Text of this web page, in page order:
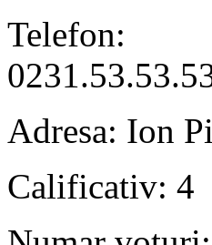
Telefon:
Adresa: Ion
Calificativ: 4